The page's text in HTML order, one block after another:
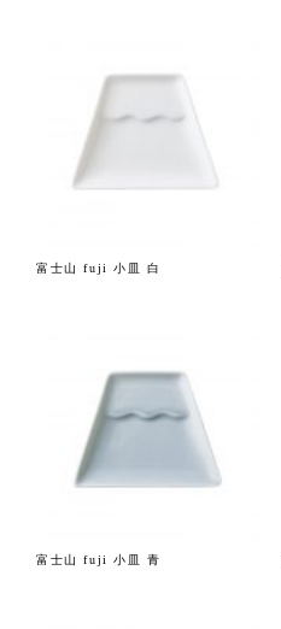
富士山 fuji 小皿 白
富士山 fuji 小皿 青